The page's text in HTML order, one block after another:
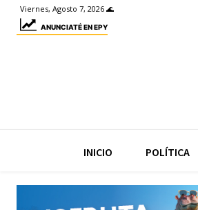
Viernes, Agosto 7, 2026 🌊
ANUNCIATÉ EN EPY
INICIO POLÍTICA